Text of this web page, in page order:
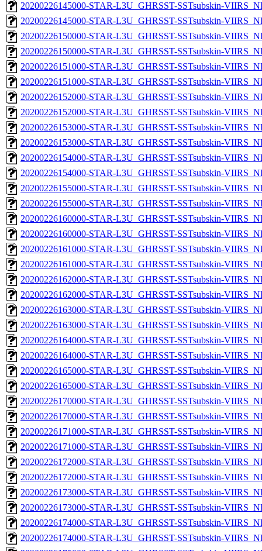
20200226145000-STAR-L3U_GHRSST-SSTsubskin-
20200226145000-STAR-L3U_GHRSST-SSTsubskin-
20200226150000-STAR-L3U_GHRSST-SSTsubskin-
20200226150000-STAR-L3U_GHRSST-SSTsubskin-
20200226151000-STAR-L3U_GHRSST-SSTsubskin-
20200226151000-STAR-L3U_GHRSST-SSTsubskin-
20200226152000-STAR-L3U_GHRSST-SSTsubskin-
20200226152000-STAR-L3U_GHRSST-SSTsubskin-
20200226153000-STAR-L3U_GHRSST-SSTsubskin-
20200226153000-STAR-L3U_GHRSST-SSTsubskin-
20200226154000-STAR-L3U_GHRSST-SSTsubskin-
20200226154000-STAR-L3U_GHRSST-SSTsubskin-
20200226155000-STAR-L3U_GHRSST-SSTsubskin-
20200226155000-STAR-L3U_GHRSST-SSTsubskin-
20200226160000-STAR-L3U_GHRSST-SSTsubskin-
20200226160000-STAR-L3U_GHRSST-SSTsubskin-
20200226161000-STAR-L3U_GHRSST-SSTsubskin-
20200226161000-STAR-L3U_GHRSST-SSTsubskin-
20200226162000-STAR-L3U_GHRSST-SSTsubskin-
20200226162000-STAR-L3U_GHRSST-SSTsubskin-
20200226163000-STAR-L3U_GHRSST-SSTsubskin-
20200226163000-STAR-L3U_GHRSST-SSTsubskin-
20200226164000-STAR-L3U_GHRSST-SSTsubskin-
20200226164000-STAR-L3U_GHRSST-SSTsubskin-
20200226165000-STAR-L3U_GHRSST-SSTsubskin-
20200226165000-STAR-L3U_GHRSST-SSTsubskin-
20200226170000-STAR-L3U_GHRSST-SSTsubskin-
20200226170000-STAR-L3U_GHRSST-SSTsubskin-
20200226171000-STAR-L3U_GHRSST-SSTsubskin-
20200226171000-STAR-L3U_GHRSST-SSTsubskin-
20200226172000-STAR-L3U_GHRSST-SSTsubskin-
20200226172000-STAR-L3U_GHRSST-SSTsubskin-
20200226173000-STAR-L3U_GHRSST-SSTsubskin-
20200226173000-STAR-L3U_GHRSST-SSTsubskin-
20200226174000-STAR-L3U_GHRSST-SSTsubskin-
20200226174000-STAR-L3U_GHRSST-SSTsubskin-